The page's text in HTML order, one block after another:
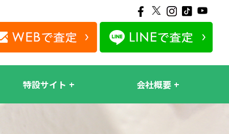
特設サイト 会社概要